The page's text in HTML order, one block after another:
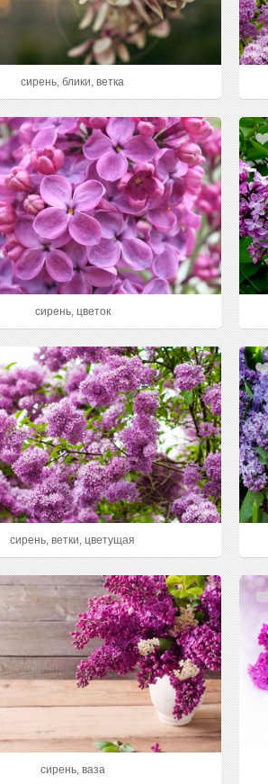
сирень, блики, ветка
сирень, цветок
сирень, ветки, цветущая
сирень, ваза